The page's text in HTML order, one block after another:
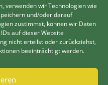
verwenden wir Technologien wie
und/oder darauf
zustimmst, können wir Daten
auf dieser Website
nicht erteilst oder zurückziehst,
beeinträchtigt werden.
Thiel
Uhr